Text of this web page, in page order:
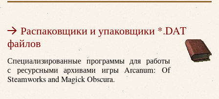
Распаковщики и упаковщики *.DAT
файлов
Специализированные программы для работы
с ресурсными архивами игры Arcanum: Of
Steamworks and Magick Obscura.